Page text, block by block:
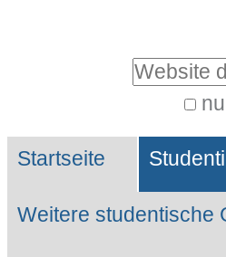
Website durchsuchen
Suche…
Sektionen
Startseite
Weitere studentische